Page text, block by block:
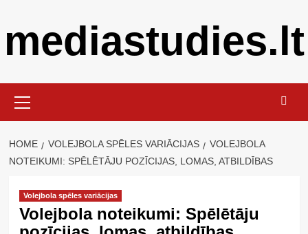
content
mediastudies.lt
Menu
HOME VOLEJBOLA SPĒLES VARIĀCIJAS
VOLEJBOLA
NOTEIKUMI: SPĒLĒTĀJU POZĪCIJAS, LOMAS, ATBILDĪBAS
Volejbola spēles variācijas
Volejbola noteikumi: Spēlētāju